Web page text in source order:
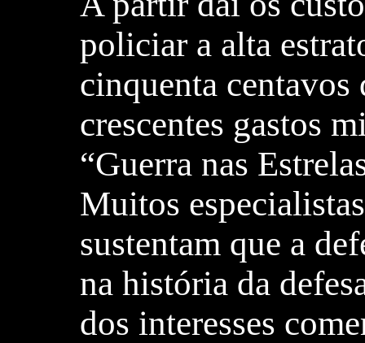
policiar a alta
cinquenta centavos
crescentes gastos
“Guerra nas
Muitos
sustentam que a
na história da
dos interesses